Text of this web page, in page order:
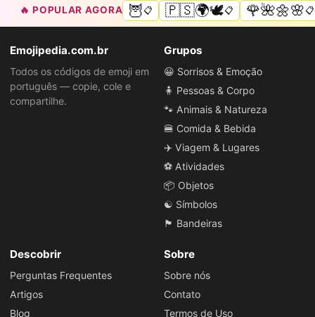
🔥 POPULAR AGORA 🦉📋 🇵🇸🌍🕊️📋 🌹🌺🌼🌸📋
Emojipedia.com.br
Todos os códigos de emoji em
português — copie, cole e
compartilhe.
Grupos
😀 Sorrisos & Emoção
🧍 Pessoas & Corpo
🐾 Animais & Natureza
🍔 Comida & Bebida
✈️ Viagem & Lugares
⚽ Atividades
📦 Objetos
☯️ Símbolos
🏴 Bandeiras
Descobrir
Perguntas Frequentes
Artigos
Blog
Sobre
Sobre nós
Contato
Termos de Uso